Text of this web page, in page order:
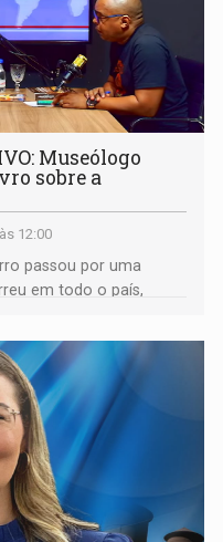
Museólogo
sobre a
12:00
passou por uma
em todo o país,